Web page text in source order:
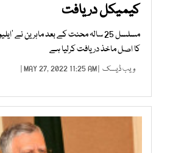
کیمیکل دریافت
مسلسل 25 سالہ محنت کے بعد ماہرین نے
کا اصل ماخذ دریافت کرلیا ہے
ویب ڈیسک | MAY 27, 2022 11:25 AM |